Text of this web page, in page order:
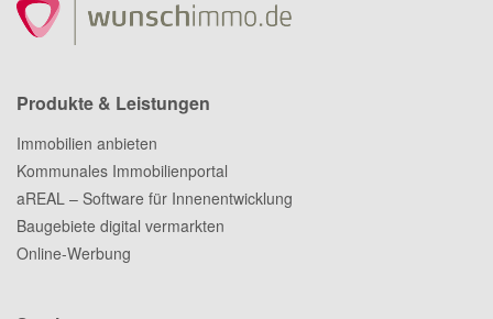
Produkte & Leistungen
Immobilien anbieten
Kommunales Immobilienportal
aREAL – Software für Innenentwicklung
Baugebiete digital vermarkten
Online-Werbung